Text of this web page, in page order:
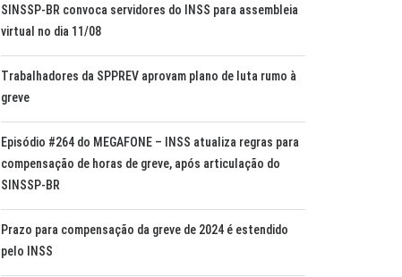
SINSSP-BR convoca servidores do INSS para assembleia
virtual no dia 11/08
Trabalhadores da SPPREV aprovam plano de luta rumo à
greve
Episódio #264 do MEGAFONE – INSS atualiza regras para
compensação de horas de greve, após articulação do
SINSSP-BR
Prazo para compensação da greve de 2024 é estendido
pelo INSS